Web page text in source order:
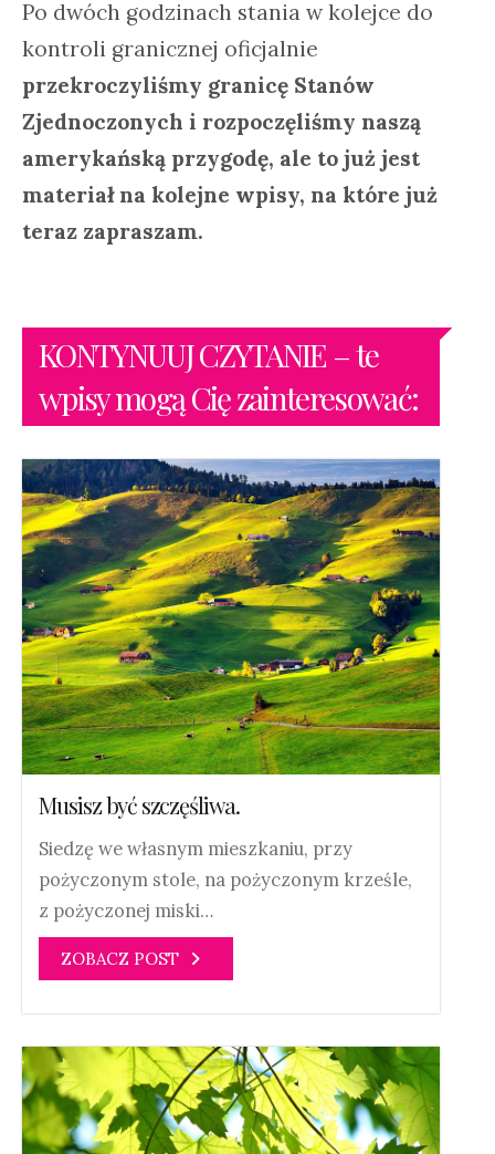
Po dwóch godzinach stania w kolejce do
kontroli granicznej oficjalnie
przekroczyliśmy granicę Stanów
Zjednoczonych i rozpoczęliśmy naszą
amerykańską przygodę, ale to już jest
materiał na kolejne wpisy, na które już
teraz zapraszam.
KONTYNUUJ CZYTANIE – te
wpisy mogą Cię zainteresować:
Musisz być szczęśliwa.
Siedzę we własnym mieszkaniu, przy
pożyczonym stole, na pożyczonym krześle,
z pożyczonej miski…
ZOBACZ POST